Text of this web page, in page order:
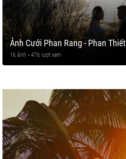
Ảnh Cưới Phan Rang - Phan Thiết
16 ảnh • 476 lượt xem